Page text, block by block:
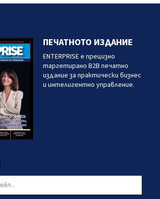
ПЕЧАТНОТО ИЗДАНИЕ
ENTERPRISE е прецизно
таргетирано B2B печатно
издание за практически бизнес
и интелигентно управление.